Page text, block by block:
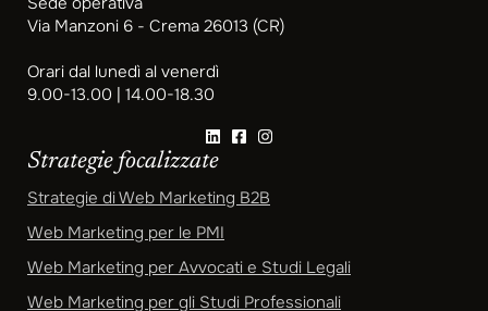
Via Manzoni 6 - Crema 26013 (CR)
Orari dal lunedì al venerdì
9.00-13.00 | 14.00-18.30
Strategie focalizzate
Strategie di Web Marketing B2B
Web Marketing per le PMI
Web Marketing per Avvocati e Studi Legali
Web Marketing per gli Studi Professionali